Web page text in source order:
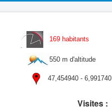
169 habitants
550 m d'altitude
47,454940 - 6,991740
Visites :